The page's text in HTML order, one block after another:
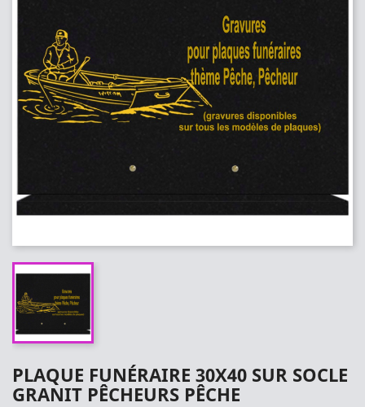
PLAQUE FUNÉRAIRE 30X40 SUR SOCLE
GRANIT PÊCHEURS PÊCHE